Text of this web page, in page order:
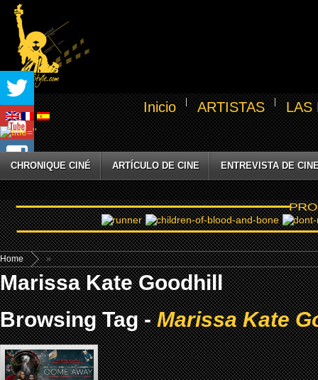
Inicio ARTISTAS LAS
CHRONIQUE CINÉ ARTÍCULO DE CINE ENTREVISTA DE
Home »
Marissa Kate Goodhill
Browsing Tag -Marissa Kate